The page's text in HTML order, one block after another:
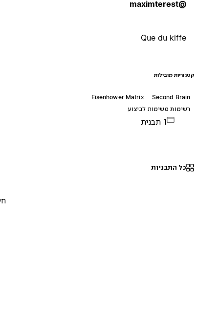
Que du kiffe
קטגוריות מובילות
Second Brain
Eisenhower Matrix
רשימות משימות לביצוע
כל התבניות
0